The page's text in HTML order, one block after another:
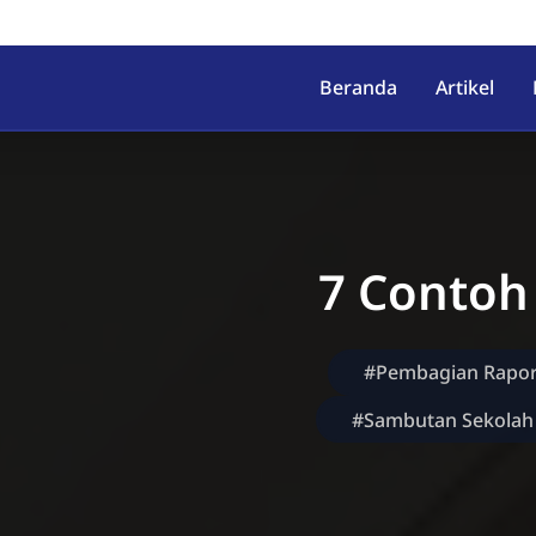
Kec. Lumbir, Kab.
Beranda Artikel
7
#Pembagian
#Sambutan Sekolah